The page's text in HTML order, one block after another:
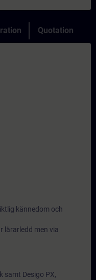
Quotation
kännedom och
lärarledd men via
samt Desigo PX,